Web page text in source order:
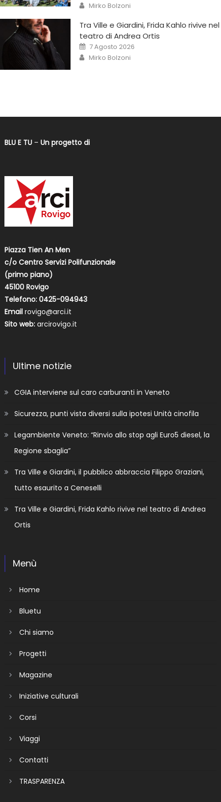
Mirko Bolzoni
Tra Ville e Giardini, Frida Kahlo rivive nel
teatro di Andrea Ortis
7 Agosto 2026
Mirko Bolzoni
BLU E TU– Un progetto di
Piazza Tien An Men
c/o Centro Servizi Polifunzionale
(primo piano)
45100 Rovigo
Telefono: 0425-094943
Email rovigo@arci.it
Sito web: arcirovigo.it
Ultime notizie
CGIA interviene sul caro carburanti in Veneto
Sicurezza, punti vista diversi sulla ipotesi Unità cinofila
Legambiente Veneto: “Rinvio allo stop agli Euro5 diesel, la
Regione sbaglia”
Tra Ville e Giardini, il pubblico abbraccia Filippo Graziani,
tutto esaurito a Ceneselli
Tra Ville e Giardini, Frida Kahlo rivive nel teatro di Andrea
Ortis
Menù
Home
Bluetu
Chi siamo
Progetti
Magazine
Iniziative culturali
Corsi
Viaggi
Contatti
TRASPARENZA